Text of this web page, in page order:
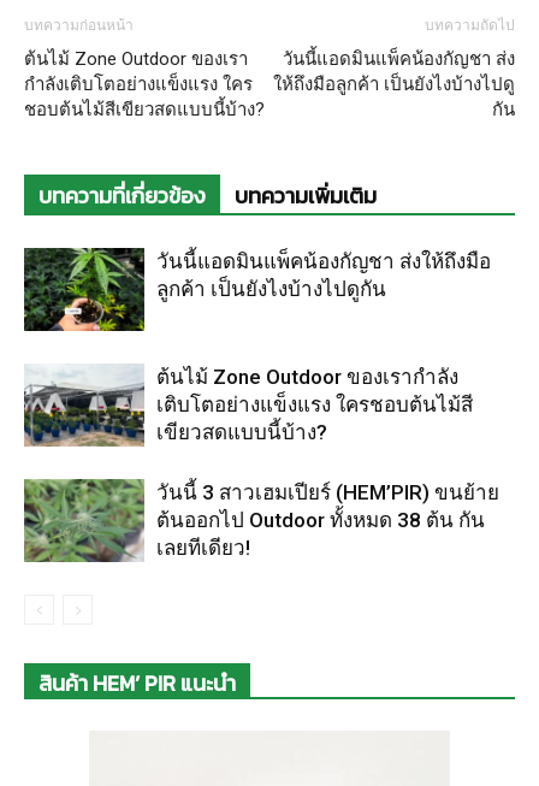
บทความก่อนหน้า
ต้นไม้ Zone Outdoor ของเรา
กำลังเติบโตอย่างแข็งแรง ใคร
ชอบต้นไม้สีเขียวสดแบบนี้บ้าง?
บทความถัดไป
วันนี้แอดมินแพ็คน้องกัญชา ส่ง
ให้ถึงมือลูกค้า เป็นยังไงบ้างไปดู
กัน
บทความที่เกี่ยวข้อง บทความเพิ่มเติม
วันนี้แอดมินแพ็คน้องกัญชา ส่งให้ถึงมือ
ลูกค้า เป็นยังไงบ้างไปดูกัน
ต้นไม้ Zone Outdoor ของเรากำลัง
เติบโตอย่างแข็งแรง ใครชอบต้นไม้สี
เขียวสดแบบนี้บ้าง?
วันนี้ 3 สาวเฮมเปียร์ (HEM’PIR) ขนย้าย
ต้นออกไป Outdoor ทั้งหมด 38 ต้น กัน
เลยทีเดียว!
สินค้า HEM’ PIR แนะนำ